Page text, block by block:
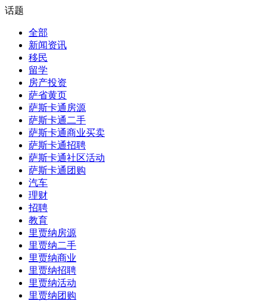
话题
全部
新闻资讯
移民
留学
房产投资
萨省黄页
萨斯卡通房源
萨斯卡通二手
萨斯卡通商业买卖
萨斯卡通招聘
萨斯卡通社区活动
萨斯卡通团购
汽车
理财
招聘
教育
里贾纳房源
里贾纳二手
里贾纳商业
里贾纳招聘
里贾纳活动
里贾纳团购